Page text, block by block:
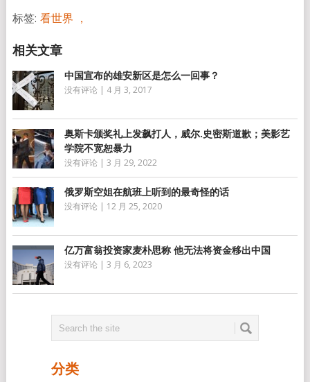
标签: 看世界 ，
中国宣布的雄安新区是怎么一回事？
没有评论 | 4 月 3, 2017
奥斯卡颁奖礼上发飙打人，威尔.史密斯道歉；美影艺
学院不宽恕暴力
没有评论 | 3 月 29, 2022
俄罗斯空姐在航班上听到的最奇怪的话
没有评论 | 12 月 25, 2020
亿万富翁投资家麦朴思称 他无法将资金移出中国
没有评论 | 3 月 6, 2023
分类